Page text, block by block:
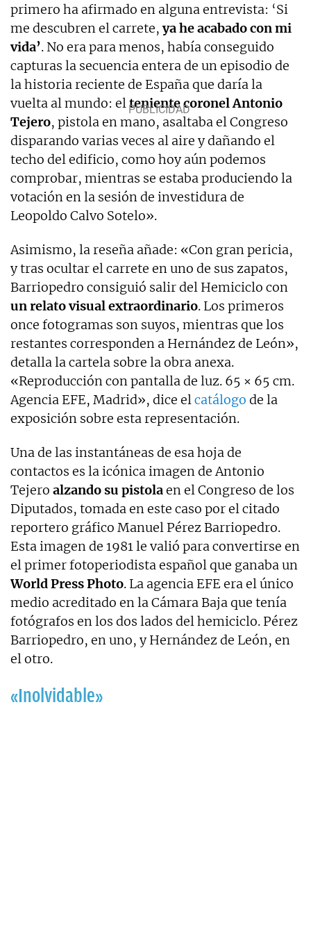
primero ha afirmado en alguna entrevista: ‘Si
me descubren el carrete,ya he acabado con mi
vida’. No era para menos, había conseguido
capturas la secuencia entera de un episodio de
la historia reciente de España que daría la
vuelta al mundo: elteniente coronel Antonio
Tejero, pistola en mano, asaltaba el Congreso
disparando varias veces al aire y dañando el
techo del edificio, como hoy aún podemos
comprobar, mientras se estaba produciendo la
votación en la sesión de investidura de
Leopoldo Calvo Sotelo».
Asimismo, la reseña añade: «Con gran pericia,
y tras ocultar el carrete en uno de sus zapatos,
Barriopedro consiguió salir del Hemiciclo con
un relato visual extraordinario. Los primeros
once fotogramas son suyos, mientras que los
restantes corresponden a Hernández de León»,
detalla la cartela sobre la obra anexa.
«Reproducción con pantalla de luz. 65 × 65 cm.
Agencia EFE, Madrid», dice elcatálogo de la
exposición sobre esta representación.
Una de las instantáneas de esa hoja de
contactos es la icónica imagen de Antonio
Tejero alzando su pistolaen el Congreso de los
Diputados, tomada en este caso por el citado
reportero gráfico Manuel Pérez Barriopedro.
Esta imagen de 1981 le valió para convertirse en
el primer fotoperiodista español que ganaba un
World Press Photo. La agencia EFE era el único
medio acreditado en la Cámara Baja que tenía
fotógrafos en los dos lados del hemiciclo. Pérez
Barriopedro, en uno, y Hernández de León, en
el otro.
«Inolvidable»